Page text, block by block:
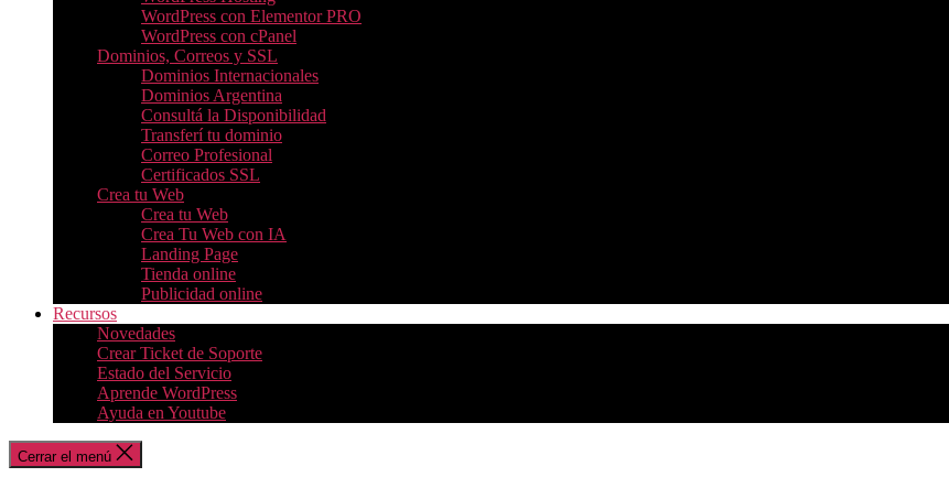
WordPress con Elementor PRO
WordPress con cPanel
Dominios, Correos y SSL
Dominios Internacionales
Dominios Argentina
Consultá la Disponibilidad
Transferí tu dominio
Correo Profesional
Certificados SSL
Crea tu Web
Crea tu Web
Crea Tu Web con IA
Landing Page
Tienda online
Publicidad online
Recursos
Novedades
Crear Ticket de Soporte
Estado del Servicio
Aprende WordPress
Ayuda en Youtube
Cerrar el menú